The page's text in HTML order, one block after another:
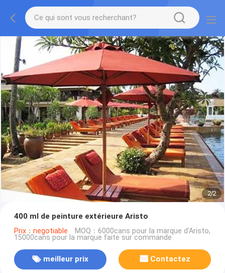
2/2
400 ml de peinture extérieure Aristo
Prix：negotiable MOQ：6000cans pour la marque d'Aristo,
15000cans pour la marque faite sur commande
meilleur prix Contactez